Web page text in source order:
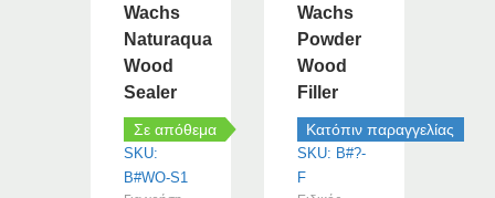
Wachs
Naturaqua
Wood
Sealer
Σε απόθεμα
SKU:
B#WO-S1
Wachs
Powder
Wood
Filler
Κατόπιν παραγγελίας
SKU: B#?-
F